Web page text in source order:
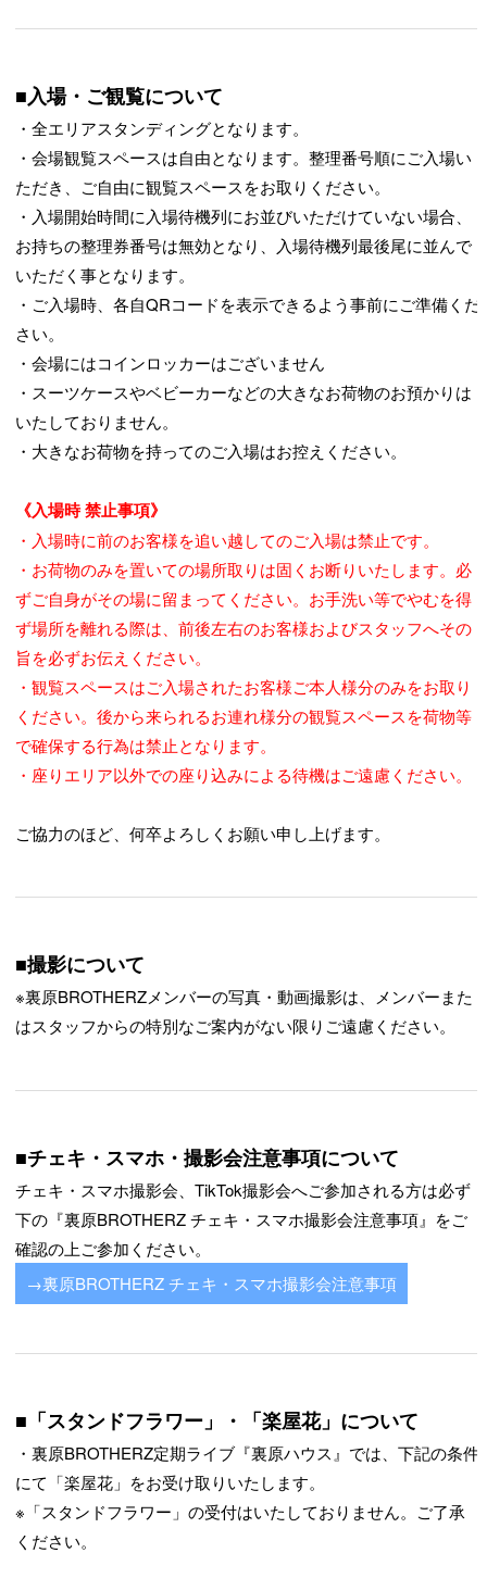
■入場・ご観覧について
・全エリアスタンディングとなります。
・会場観覧スペースは自由となります。整理番号順にご入場い
ただき、ご自由に観覧スペースをお取りください。
・入場開始時間に入場待機列にお並びいただけていない場合、
お持ちの整理券番号は無効となり、入場待機列最後尾に並んで
いただく事となります。
・ご入場時、各自QRコードを表示できるよう事前にご準備くだ
さい。
・会場にはコインロッカーはございません
・スーツケースやベビーカーなどの大きなお荷物のお預かりは
いたしておりません。
・大きなお荷物を持ってのご入場はお控えください。
《入場時 禁止事項》
・入場時に前のお客様を追い越してのご入場は禁止です。
・お荷物のみを置いての場所取りは固くお断りいたします。必
ずご自身がその場に留まってください。お手洗い等でやむを得
ず場所を離れる際は、前後左右のお客様およびスタッフへその
旨を必ずお伝えください。
・観覧スペースはご入場されたお客様ご本人様分のみをお取り
ください。後から来られるお連れ様分の観覧スペースを荷物等
で確保する行為は禁止となります。
・座りエリア以外での座り込みによる待機はご遠慮ください。
ご協力のほど、何卒よろしくお願い申し上げます。
■撮影について
※裏原BROTHERZメンバーの写真・動画撮影は、メンバーまた
はスタッフからの特別なご案内がない限りご遠慮ください。
■チェキ・スマホ・撮影会注意事項について
チェキ・スマホ撮影会、TikTok撮影会へご参加される方は必ず
下の『裏原BROTHERZ チェキ・スマホ撮影会注意事項』をご
確認の上ご参加ください。
→裏原BROTHERZ チェキ・スマホ撮影会注意事項
■「スタンドフラワー」・「楽屋花」について
・裏原BROTHERZ定期ライブ『裏原ハウス』では、下記の条件
にて「楽屋花」をお受け取りいたします。
※「スタンドフラワー」の受付はいたしておりません。ご了承
ください。